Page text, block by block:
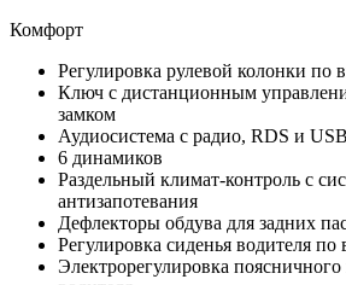
Комфорт
Регулировка рулевой колонки по
Ключ с дистанционным
замком
Аудиосистема с радио, RDS и
6 динамиков
Раздельный климат-контроль с
антизапотевания
Дефлекторы обдува для задних
Регулировка сиденья водителя по
Электрорегулировка